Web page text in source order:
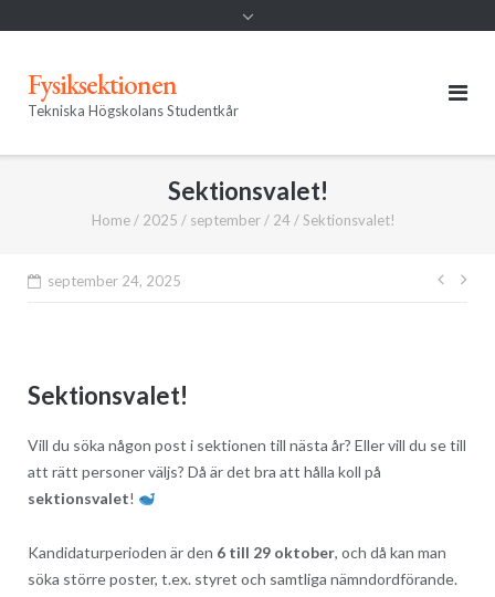
Fysiksektionen
Tekniska Högskolans Studentkår
Sektionsvalet!
Home / 2025 / september / 24 / Sektionsvalet!
september 24, 2025
Sektionsvalet!
Vill du söka någon post i sektionen till nästa år? Eller vill du se till
att rätt personer väljs? Då är det bra att hålla koll på
sektionsvalet!
Kandidaturperioden är den 6 till 29 oktober, och då kan man
söka större poster, t.ex. styret och samtliga nämndordförande.